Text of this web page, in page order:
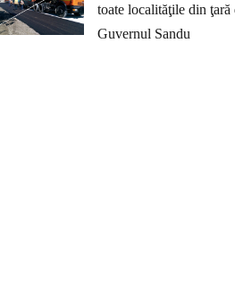
toate localităţile din ţară
Guvernul Sandu